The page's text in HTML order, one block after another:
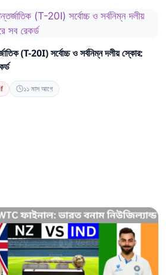
(T-20I) সর্বোচ্চ ও সর্বনিম্ন দলীয় স্কোর:
১১ মাস আগে